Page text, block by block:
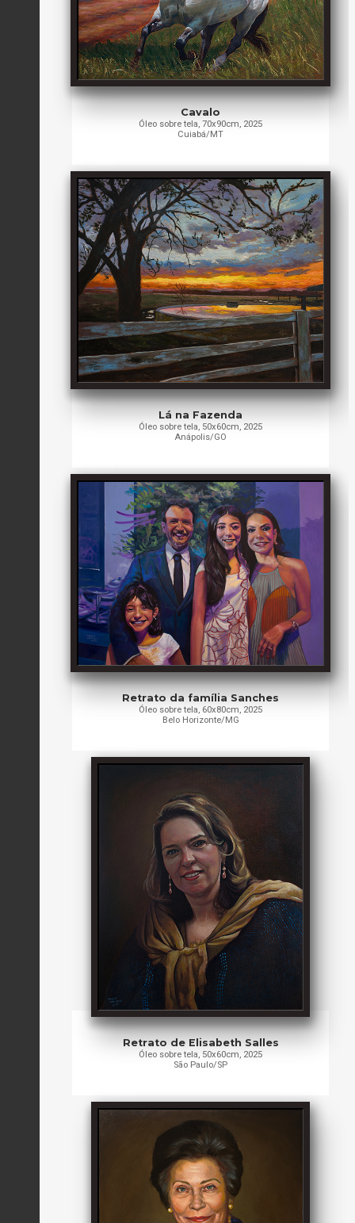
Cavalo
Óleo sobre tela, 70x90cm, 2025
Cuiabá/MT
Lá na Fazenda
Óleo sobre tela, 50x60cm, 2025
Anápolis/GO
Retrato da família Sanches
Óleo sobre tela, 60x80cm, 2025
Belo Horizonte/MG
Retrato de Elisabeth Salles
Óleo sobre tela, 50x60cm, 2025
São Paulo/SP